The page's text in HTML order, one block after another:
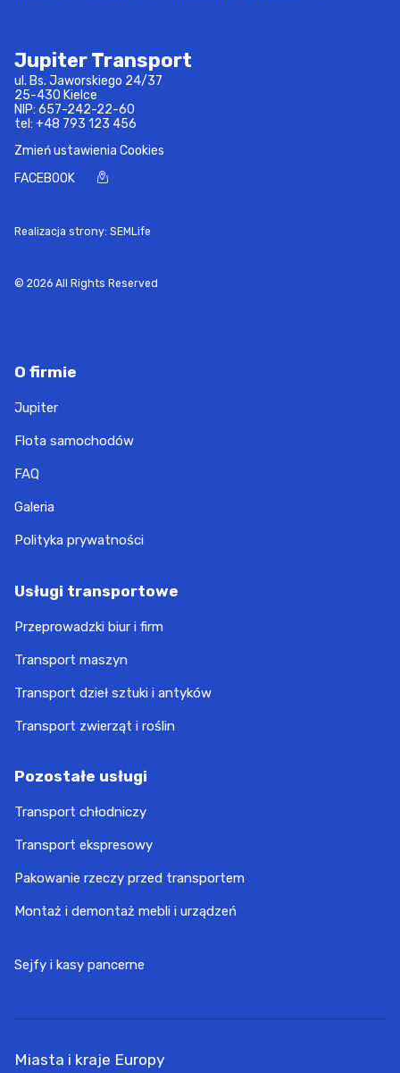
Jupiter Transport
ul. Bs. Jaworskiego 24/37
25-430 Kielce
NIP: 657-242-22-60
tel: +48 793 123 456
Zmień ustawienia Cookies
FACEBOOK
Realizacja strony: SEMLife
© 2026 All Rights Reserved
O firmie
Jupiter
Flota samochodów
FAQ
Galeria
Polityka prywatności
Usługi transportowe
Przeprowadzki biur i firm
Transport maszyn
Transport dzieł sztuki i antyków
Transport zwierząt i roślin
Pozostałe usługi
Transport chłodniczy
Transport ekspresowy
Pakowanie rzeczy przed transportem
Montaż i demontaż mebli i urządzeń
Sejfy i kasy pancerne
Miasta i kraje Europy